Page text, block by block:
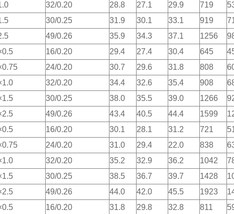
32/0.20 28.8 27.1 29.9 719
30/0.25 31.9 30.1 33.1 919
49/0.26 35.9 34.3 37.1 1256
16/0.20 29.4 27.4 30.4 645
24/0.20 30.7 29.6 31.8 808
32/0.20 34.4 32.6 35.4 908
30/0.25 38.0 35.5 39.0 1266
49/0.26 43.4 40.5 44.4 1599
16/0.20 30.1 28.1 31.2 721
24/0.20 31.0 29.4 22.0 838
32/0.20 35.2 32.9 36.2 1042
30/0.25 38.5 36.7 39.7 1428
49/0.26 44.0 42.0 45.5 1923
16/0.20 31.8 29.8 32.8 811